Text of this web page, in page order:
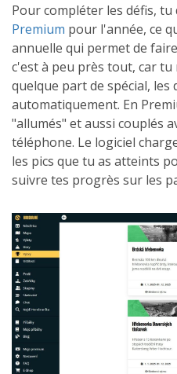
Pour compléter les défis,
Premium pour l'année, ce
annuelle qui permet de
c'est à peu près tout, car
quelque part de spécial, les
automatiquement. En
"allumés" et aussi couplés
téléphone. Le logiciel
les pics que tu as atteints
suivre tes progrès sur les